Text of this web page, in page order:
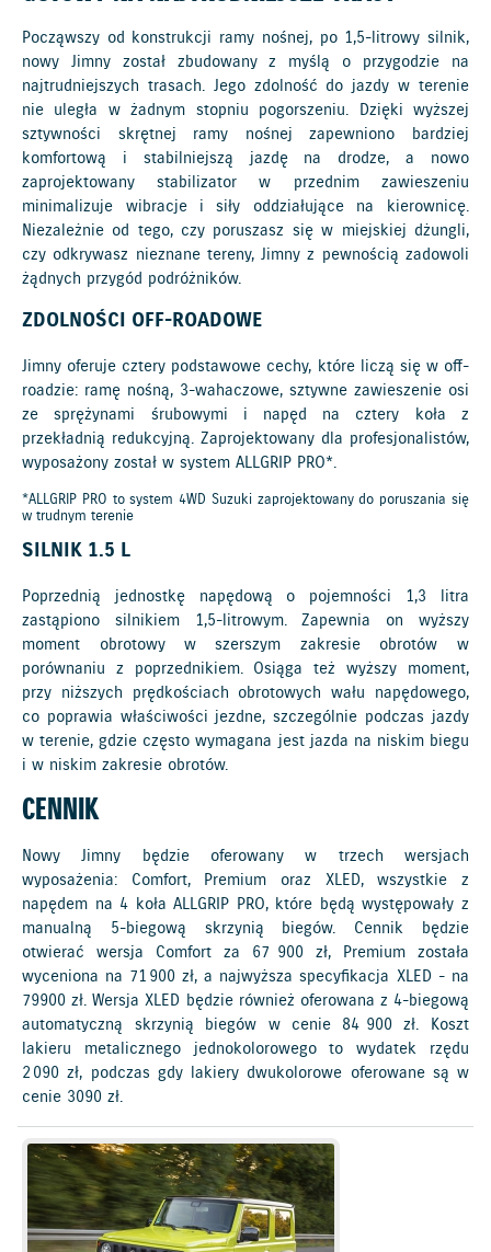
Począwszy od konstrukcji ramy nośnej, po 1,5-litrowy silnik,
nowy Jimny został zbudowany z myślą o przygodzie na
najtrudniejszych trasach. Jego zdolność do jazdy w terenie
nie uległa w żadnym stopniu pogorszeniu. Dzięki wyższej
sztywności skrętnej ramy nośnej zapewniono bardziej
komfortową i stabilniejszą jazdę na drodze, a nowo
zaprojektowany stabilizator w przednim zawieszeniu
minimalizuje wibracje i siły oddziałujące na kierownicę.
Niezależnie od tego, czy poruszasz się w miejskiej dżungli,
czy odkrywasz nieznane tereny, Jimny z pewnością zadowoli
żądnych przygód podróżników.
ZDOLNOŚCI OFF-ROADOWE
Jimny oferuje cztery podstawowe cechy, które liczą się w off-
roadzie: ramę nośną, 3-wahaczowe, sztywne zawieszenie osi
ze sprężynami śrubowymi i napęd na cztery koła z
przekładnią redukcyjną. Zaprojektowany dla profesjonalistów,
wyposażony został w system ALLGRIP PRO*.
*ALLGRIP PRO to system 4WD Suzuki zaprojektowany do poruszania się
w trudnym terenie
SILNIK 1.5 L
Poprzednią jednostkę napędową o pojemności 1,3 litra
zastąpiono silnikiem 1,5-litrowym. Zapewnia on wyższy
moment obrotowy w szerszym zakresie obrotów w
porównaniu z poprzednikiem. Osiąga też wyższy moment,
przy niższych prędkościach obrotowych wału napędowego,
co poprawia właściwości jezdne, szczególnie podczas jazdy
w terenie, gdzie często wymagana jest jazda na niskim biegu
i w niskim zakresie obrotów.
CENNIK
Nowy Jimny będzie oferowany w trzech wersjach
wyposażenia: Comfort, Premium oraz XLED, wszystkie z
napędem na 4 koła ALLGRIP PRO, które będą występowały z
manualną 5-biegową skrzynią biegów. Cennik będzie
otwierać wersja Comfort za 67 900 zł, Premium została
wyceniona na 71 900 zł, a najwyższa specyfikacja XLED - na
79 900 zł. Wersja XLED będzie również oferowana z 4-biegową
automatyczną skrzynią biegów w cenie 84 900 zł. Koszt
lakieru metalicznego jednokolorowego to wydatek rzędu
2 090 zł, podczas gdy lakiery dwukolorowe oferowane są w
cenie 3 090 zł.